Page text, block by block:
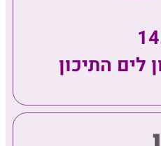
לים התיכון